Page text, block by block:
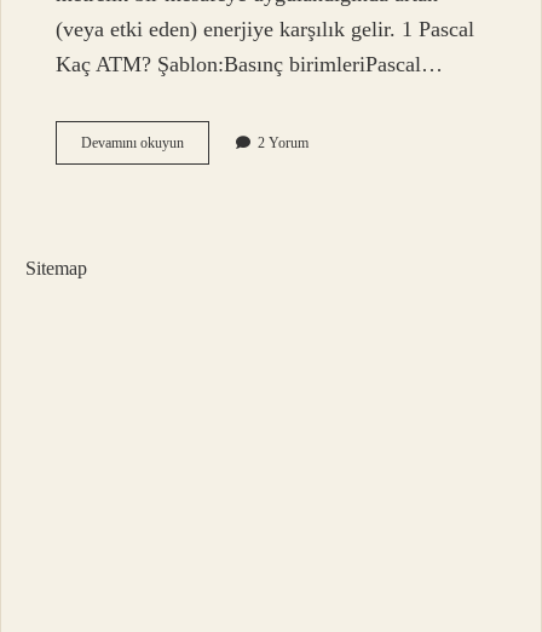
(veya etki eden) enerjiye karşılık gelir. 1 Pascal
Kaç ATM? Şablon:Basınç birimleriPascal…
Devamını okuyunPascal
Enerji
2 Yorum
Sitemap